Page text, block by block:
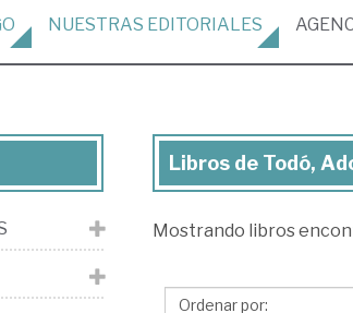
NUESTRAS EDITORIALES
Libros
Todó,
Libros de Todó,
Mostrando libros